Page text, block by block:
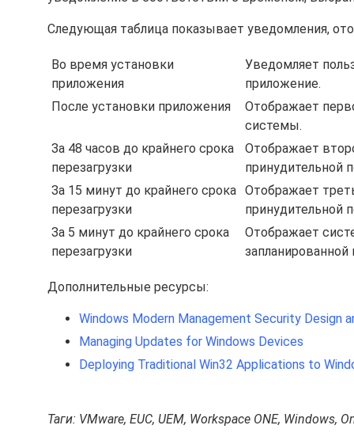
Следующая таблица показывает уведомления,
Во время установки
приложения
Уведомляет
приложение.
После установки приложения
Отображает
системы.
За 48 часов до крайнего срока
перезагрузки
Отображает
принудительной
За 15 минут до крайнего срока
перезагрузки
Отображает
принудительной
За 5 минут до крайнего срока
перезагрузки
Отображает
запланированной
Дополнительные ресурсы:
Windows Modern Management Security Design
Managing Updates for Windows Devices
Deploying Traditional Win32 Applications to
Таги: VMware, EUC, UEM, Workspace ONE, Windows,